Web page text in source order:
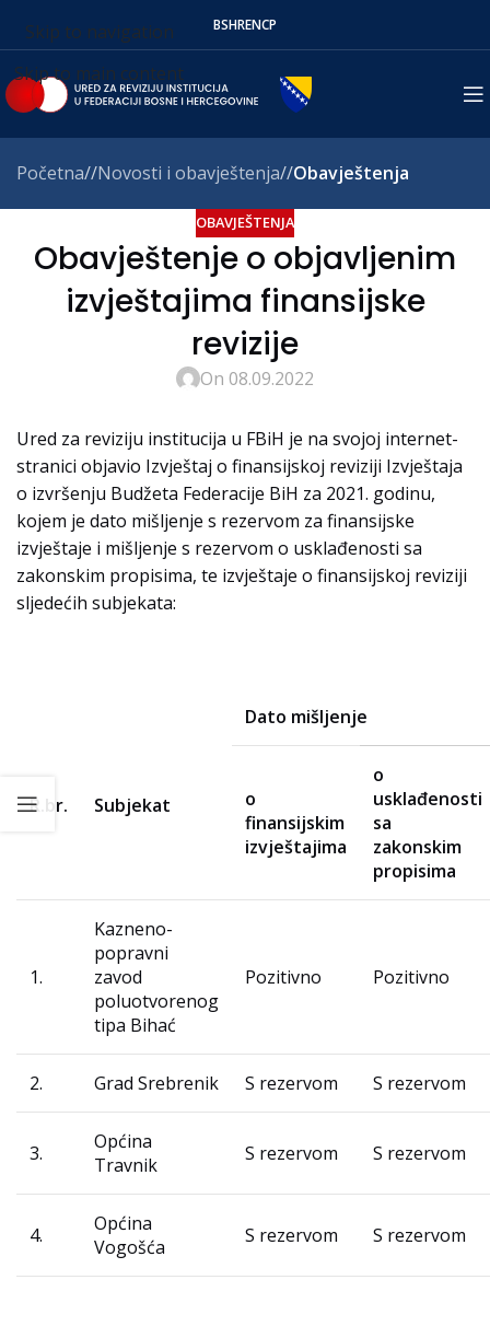
Skip to navigation
Skip to main content
BSHRENСР
Početna/ Novosti i obavještenja/ Obavještenja
OBAVJEŠTENJA
Obavještenje o objavljenim
izvještajima finansijske
revizije
On 08.09.2022
Ured za reviziju institucija u FBiH je na svojoj internet-
stranici objavio Izvještaj o finansijskoj reviziji Izvještaja
o izvršenju Budžeta Federacije BiH za 2021. godinu,
kojem je dato mišljenje s rezervom za finansijske
izvještaje i mišljenje s rezervom o usklađenosti sa
zakonskim propisima, te izvještaje o finansijskoj reviziji
sljedećih subjekata:
R.br. Subjekat
Dato mišljenje
o
finansijskim
izvještajima
o
usklađenosti
sa
zakonskim
propisima
1.
Kazneno-
popravni
zavod
poluotvorenog
tipa Bihać
Pozitivno Pozitivno
2. Grad Srebrenik S rezervom S rezervom
3.
Općina
Travnik
S rezervom S rezervom
4.
Općina
Vogošća
S rezervom S rezervom